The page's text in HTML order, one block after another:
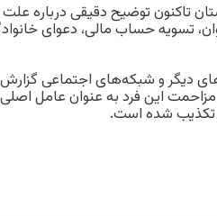
تاکنون توضیح دقیقی درباره علت
تسویه حساب مالی، دعوای
دیگر و شبکه‌های اجتماعی
این فرد به عنوان عامل
شده است.